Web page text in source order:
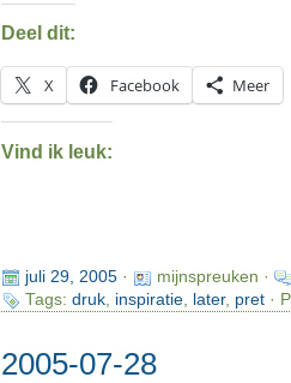
Deel dit:
X Facebook Meer
Vind ik leuk:
juli 29, 2005·
mijnspreuken ·
Tags: druk, inspiratie, later, pret·
2005-07-28